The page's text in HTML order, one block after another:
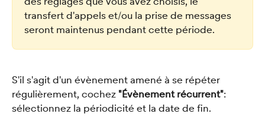
transfert d'appels et/ou la prise de messages
seront maintenus pendant cette période.
S'il s'agit d'un évènement amené à se répéter
régulièrement, cochez "Évènement récurrent":
sélectionnez la périodicité et la date de fin.